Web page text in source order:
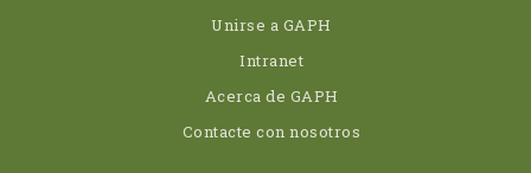
Unirse a GAPH
Intranet
Acerca de GAPH
Contacte con nosotros